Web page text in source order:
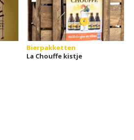
Bierpakketten
La Chouffe kistje